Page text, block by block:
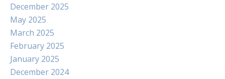
December 2025
May 2025
March 2025
February 2025
January 2025
December 2024